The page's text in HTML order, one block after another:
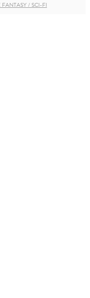
/ SCI-FI